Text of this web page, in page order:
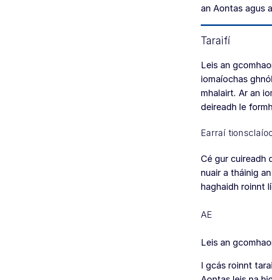
an Aontas agus
Taraifí
Leis an
iomaíochas
mhalairt. Ar an
deireadh le
Earraí
Cé gur cuireadh
nuair a tháinig
haghaidh roinnt
AE
Leis an
I gcás roinnt